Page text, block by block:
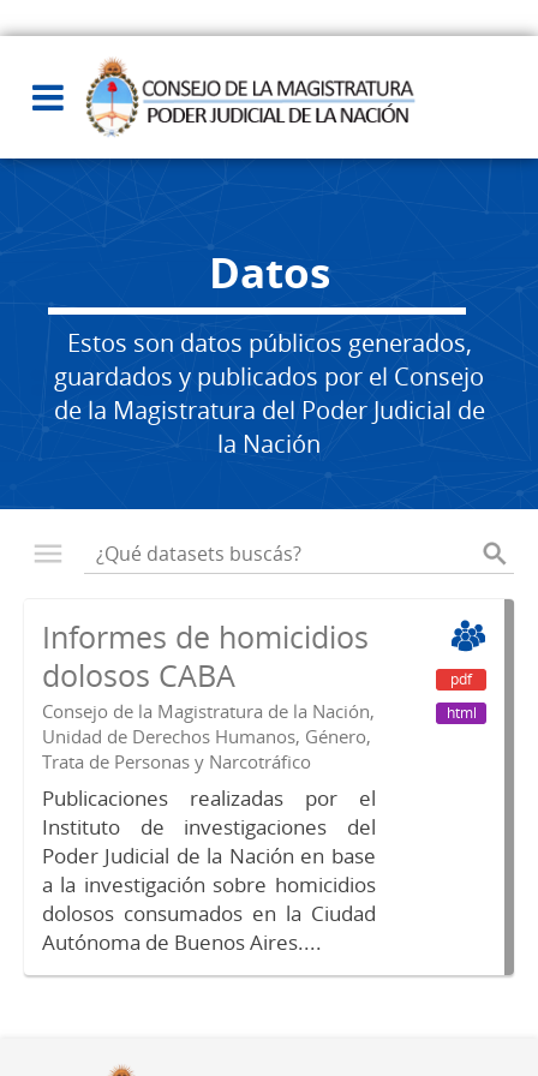
Datos
Estos son datos públicos generados,
guardados y publicados por el Consejo
de la Magistratura del Poder Judicial de
la Nación
Informes de homicidios
dolosos CABA
Consejo de la Magistratura de la Nación,
Unidad de Derechos Humanos, Género,
Trata de Personas y Narcotráfico
Publicaciones realizadas por el
Instituto de investigaciones del
Poder Judicial de la Nación en base
a la investigación sobre homicidios
dolosos consumados en la Ciudad
Autónoma de Buenos Aires....
pdf
html